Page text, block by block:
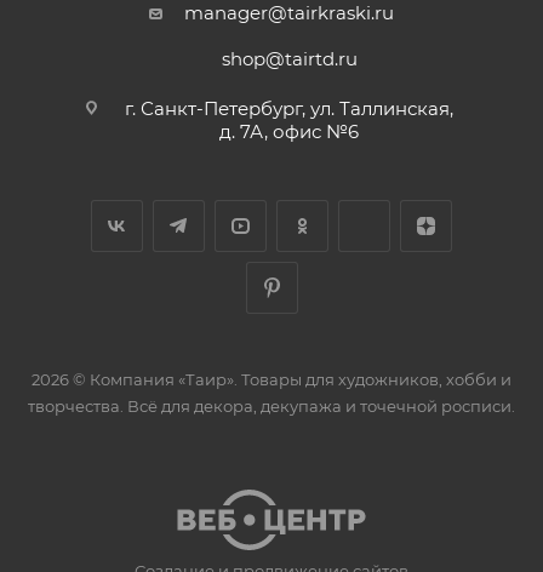
manager@tairkraski.ru
shop@tairtd.ru
г. Санкт-Петербург, ул. Таллинская,
д. 7А, офис №6
2026 © Компания «Таир». Товары для художников, хобби и
творчества. Всё для декора, декупажа и точечной росписи.